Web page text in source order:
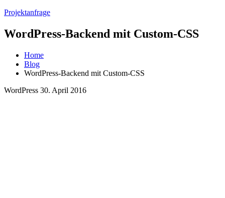
Projektanfrage
WordPress-Backend mit Custom-CSS
Home
Blog
WordPress-Backend mit Custom-CSS
WordPress 30. April 2016